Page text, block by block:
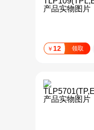
￥ 12 领取